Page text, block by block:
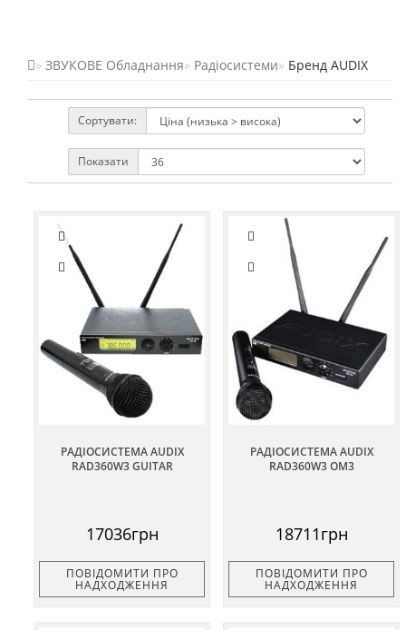
ЗВУКОВЕ Обладнання Радіосистеми Бренд AUDIX
Сортувати:
Показати
РАДІОСИСТЕМА AUDIX
RAD360W3 GUITAR
17036грн
ПОВІДОМИТИ ПРО
НАДХОДЖЕННЯ
РАДІОСИСТЕМА AUDIX
RAD360W3 OM3
18711грн
ПОВІДОМИТИ ПРО
НАДХОДЖЕННЯ